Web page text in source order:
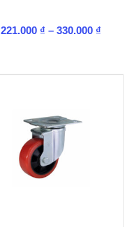
221.000 ₫ – 330.000 ₫